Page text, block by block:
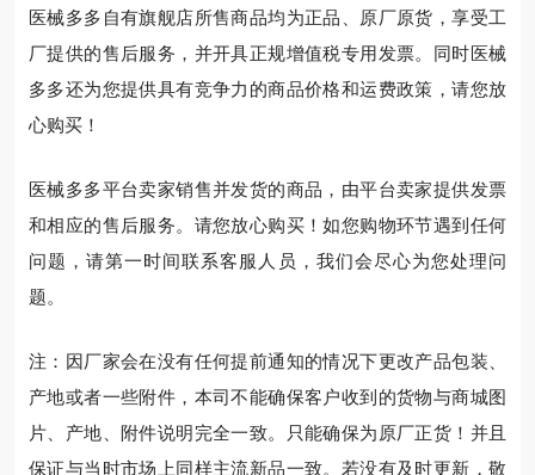
医械多多自有旗舰店所售商品均为正品、原厂原货，享受工
厂提供的售后服务，并开具正规增值税专用发票。同时医械
多多还为您提供具有竞争力的商品价格和运费政策，请您放
心购买！
医械多多平台卖家销售并发货的商品，由平台卖家提供发票
和相应的售后服务。请您放心购买！如您购物环节遇到任何
问题，请第一时间联系客服人员，我们会尽心为您处理问
题。
注：因厂家会在没有任何提前通知的情况下更改产品包装、
产地或者一些附件，本司不能确保客户收到的货物与商城图
片、产地、附件说明完全一致。只能确保为原厂正货！并且
保证与当时市场上同样主流新品一致。若没有及时更新，敬